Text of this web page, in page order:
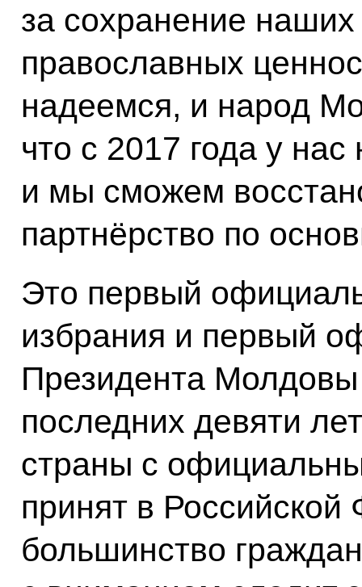
за сохранение
православных
надеемся, и народ
что с 2017 года у
и мы сможем
партнёрство по
Это первый
избрания и первый
Президента Молдовы
последних девяти
страны с
принят в
большинство